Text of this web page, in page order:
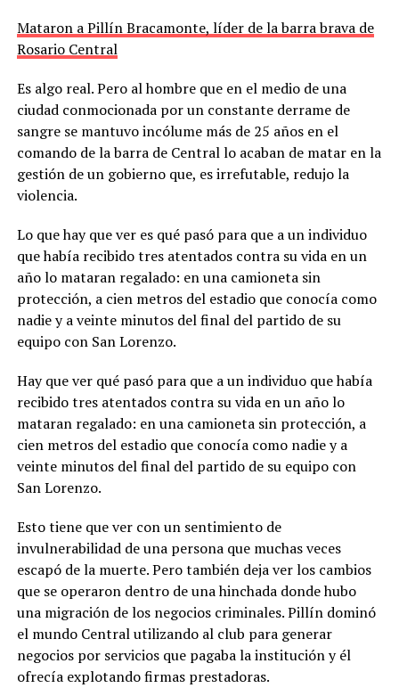
Mataron a Pillín Bracamonte, líder de la barra brava de
Rosario Central
Es algo real. Pero al hombre que en el medio de una
ciudad conmocionada por un constante derrame de
sangre se mantuvo incólume más de 25 años en el
comando de la barra de Central lo acaban de matar en la
gestión de un gobierno que, es irrefutable, redujo la
violencia.
Lo que hay que ver es qué pasó para que a un individuo
que había recibido tres atentados contra su vida en un
año lo mataran regalado: en una camioneta sin
protección, a cien metros del estadio que conocía como
nadie y a veinte minutos del final del partido de su
equipo con San Lorenzo.
Hay que ver qué pasó para que a un individuo que había
recibido tres atentados contra su vida en un año lo
mataran regalado: en una camioneta sin protección, a
cien metros del estadio que conocía como nadie y a
veinte minutos del final del partido de su equipo con
San Lorenzo.
Esto tiene que ver con un sentimiento de
invulnerabilidad de una persona que muchas veces
escapó de la muerte. Pero también deja ver los cambios
que se operaron dentro de una hinchada donde hubo
una migración de los negocios criminales. Pillín dominó
el mundo Central utilizando al club para generar
negocios por servicios que pagaba la institución y él
ofrecía explotando firmas prestadoras.